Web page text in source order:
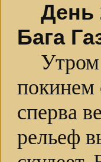
День
Бага
покинем
сперва
рельеф